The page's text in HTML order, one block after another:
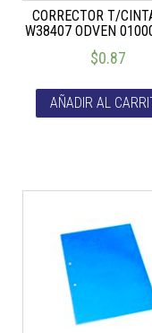
CORRECTOR T/
W38407 ODVEN
$0.87
AÑADIR AL